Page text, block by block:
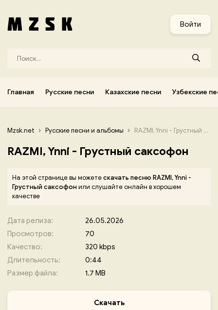
Войти
Главная Русские песни Казахские песни Узбекские
Mzsk.net Русские песни и альбомы RAZMI, Ynni - Грустный саксофон
RAZMI, Ynni - Грустный саксофон
На этой странице вы можетескачать песню RAZMI, Ynni -
Грустный саксофонили слушайте онлайн в хорошем
качестве
Дата релиза:
26.05.2026
Просмотров:
70
Качество:
320 kbps
Длительность:
0:44
Размер файла:
1.7 MB
Скачать
Узбекские песни Корейские песни